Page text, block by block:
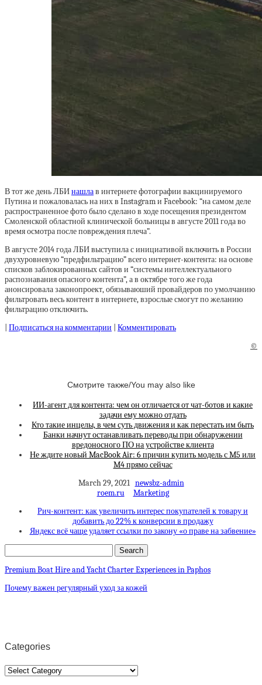
В тот же день ЛБИнашлав интернете фотографии вакцинируемого
Путина и пожаловалась на них в Instagram и Facebook: “на самом деле
распространенное фото было сделано в ходе посещения президентом
Смоленской областной клинической больницы в августе 2011 года во
время осмотра после повреждения плеча”.
В августе 2014 года ЛБИ выступила с инициативой включить в России
двухуровневую “предфильтрацию” всего интернет-контента: на основе
списков заблокированных сайтов и “системы интеллектуального
распознавания опасного контента”, а в октябре того же года
анонсировала законопроект, обязываюший провайдеров по умолчанию
фильтровать весь контент в интернете, взрослые смогут по желанию
фильтрацию отключить.
Подписаться на комментарии
Комментировать
©
Смотрите также/You may also like
ИИ-агент для контента: чем он отличается от чат-ботов и какие
задачи ему можно отдать
Кто такие инцелы, в чем суть движения и как перестать им быть
Банки начнут останавливать переводы при обнаружении
вредоносного ПО на устройстве клиента
Не ждите новый MacBook Air: 6 причин купить модель с M5 или
M4 прямо сейчас
March 29, 2021 newsbz-admin
roem.ru
Marketing
Рич-контент: как увеличить интерес покупателей к товару и
добавить до 22% к конверсии в продажу
Яндекс всё чаще удаляет ссылки по закону «о праве на забвение»
Premium Boat Hire and Yacht Charter Experiences in Paphos
Почему важен регулярный уход за кожей
Categories
Categories